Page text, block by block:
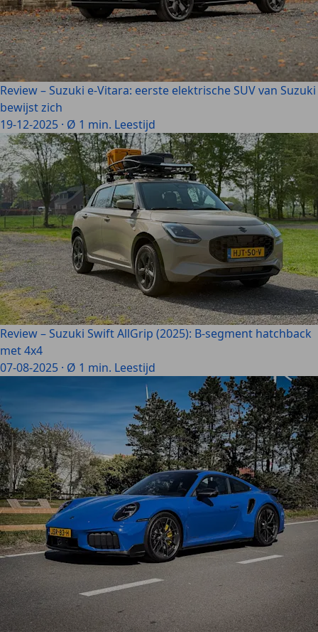
Review – Suzuki e-Vitara: eerste elektrische SUV van Suzuki
bewijst zich
19-12-2025 · Ø 1 min. Leestijd
Review – Suzuki Swift AllGrip (2025): B-segment hatchback
met 4x4
07-08-2025 · Ø 1 min. Leestijd